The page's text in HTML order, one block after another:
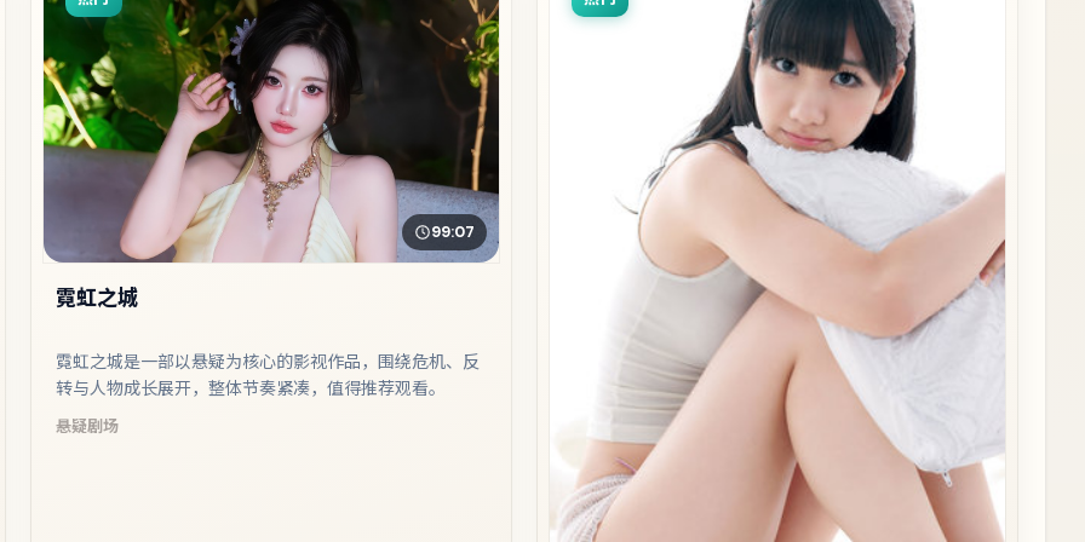
99:07
霓虹之城
霓虹之城是一部以悬疑为核心的影视作品，围绕危机、反
转与人物成长展开，整体节奏紧凑，值得推荐观看。
悬疑剧场